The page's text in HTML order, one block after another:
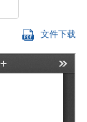
文件下载